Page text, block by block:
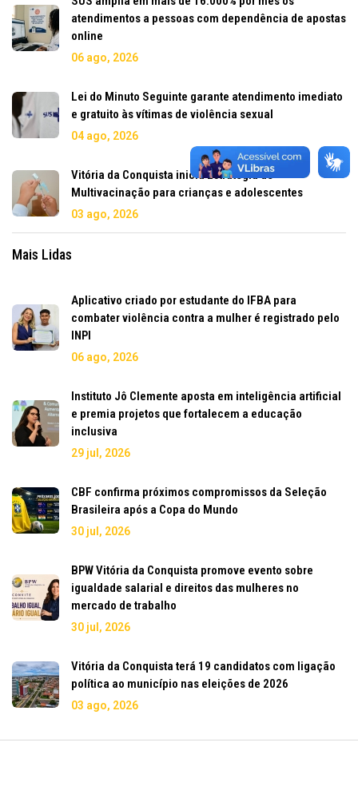
atendimentos a pessoas com dependência de apostas
online
06 ago, 2026
Lei do Minuto Seguinte garante atendimento imediato
e gratuito às vítimas de violência sexual
04 ago, 2026
Vitória da Conquista inicia Estratégia de
Multivacinação para crianças e adolescentes
03 ago, 2026
Mais Lidas
Aplicativo criado por estudante do IFBA para
combater violência contra a mulher é registrado pelo
INPI
06 ago, 2026
Instituto Jô Clemente aposta em inteligência artificial
e premia projetos que fortalecem a educação
inclusiva
29 jul, 2026
CBF confirma próximos compromissos da Seleção
Brasileira após a Copa do Mundo
30 jul, 2026
BPW Vitória da Conquista promove evento sobre
igualdade salarial e direitos das mulheres no
mercado de trabalho
30 jul, 2026
Vitória da Conquista terá 19 candidatos com ligação
política ao município nas eleições de 2026
03 ago, 2026